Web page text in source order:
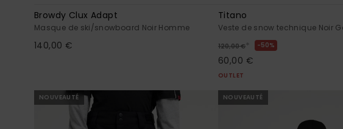
Browdy Clux Adapt
Masque de ski/snowboard Noir Homme
140,00 €
Titano
Veste de snow technique Noir
120,00 € * 50%
60,00 €
OUTLET
NOUVEAUTÉ NOUVEAUTÉ